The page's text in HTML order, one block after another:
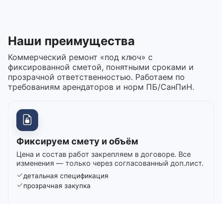
Наши преимущества
Коммерческий ремонт «под ключ» с
фиксированной сметой, понятными сроками и
прозрачной ответственностью. Работаем по
требованиям арендаторов и норм ПБ/СанПиН.
Фиксируем смету и объём
Цена и состав работ закрепляем в договоре. Все
изменения — только через согласованный доп.лист.
детальная спецификация
прозрачная закупка